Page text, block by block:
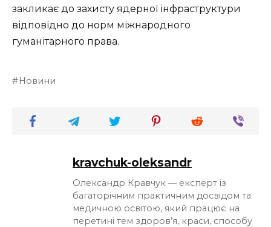
закликає до захисту ядерної інфраструктури
відповідно до норм міжнародного
гуманітарного права.
Новини
kravchuk-oleksandr
Олександр Кравчук — експерт із
багаторічним практичним досвідом та
медичною освітою, який працює на
перетині тем здоров’я, краси, способу